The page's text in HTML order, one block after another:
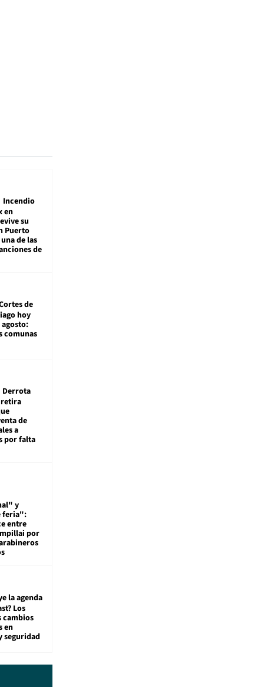
Incendio
en
su
Puerto
de las
de
de
hoy
agosto:
comunas
Derrota
de
a
por falta
y
feria":
entre
por
la agenda
Los
cambios
en
seguridad